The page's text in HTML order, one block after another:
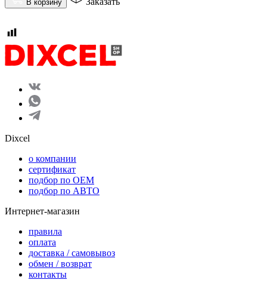
В корзину
Dixcel
o компании
сертификат
подбор по OEM
подбор по АВТО
Интернет-магазин
правила
оплата
доставка / самовывоз
обмен / возврат
контакты